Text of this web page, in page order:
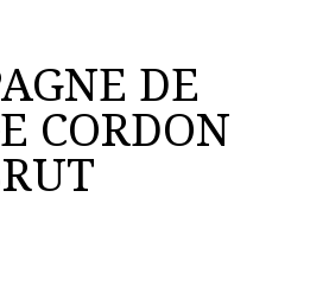
DE
CORDON